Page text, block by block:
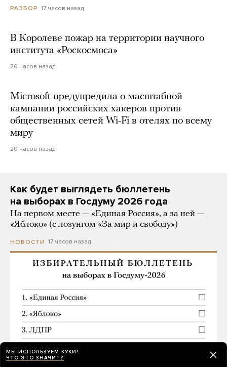
РАЗБОР 17 часов назад
В Королеве пожар на территории научного
института «Роскосмоса»
20 часов назад
Microsoft предупредила о масштабной
кампании российских хакеров против
общественных сетей Wi-Fi в отелях по всему
миру
20 часов назад
Как будет выглядеть бюллетень
на выборах в Госдуму 2026 года
На первом месте — «Единая Россия», а за ней —
«Яблоко» (с лозунгом «За мир и свободу»)
НОВОСТИ 17 часов назад
МЫ ИСПОЛЬЗУЕМ КУКИ!
ЧТО ЭТО ЗНАЧИТ?